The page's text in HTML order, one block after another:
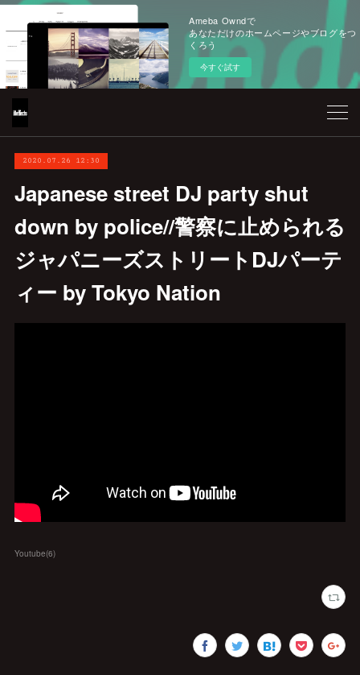
Ameba Owndで
あなただけのホームページやブログをつ
くろう
今すぐ試す
2020.07.26 12:30
Japanese street DJ party shut
down by police//警察に止められる
ジャパニーズストリートDJパーテ
ィー by Tokyo Nation
Youtube(6)